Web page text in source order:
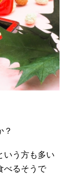
？
いう方も多い
べるそうで